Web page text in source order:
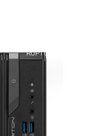
RUPTURE DE STOCK